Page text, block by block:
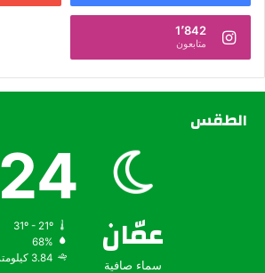
1٬842
متابعون
الطقس
عمّان
سماء صافية
24
31º - 21º
68%
3.84 كيلومتر/ساعة